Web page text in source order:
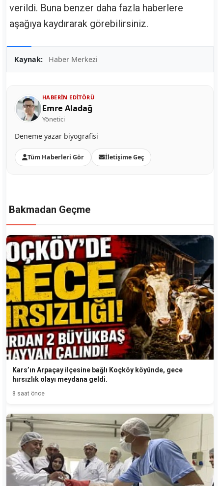
verildi. Buna benzer daha fazla haberlere
aşağıya kaydırarak görebilirsiniz.
Kaynak: Haber Merkezi
HABERIN EDITÖRÜ
Emre Aladağ
Yönetici
Deneme yazar biyografisi
Tüm Haberleri Gör İletişime Geç
Bakmadan Geçme
Kars’ın Arpaçay ilçesine bağlı Koçköy köyünde, gece
hırsızlık olayı meydana geldi.
8 saat önce